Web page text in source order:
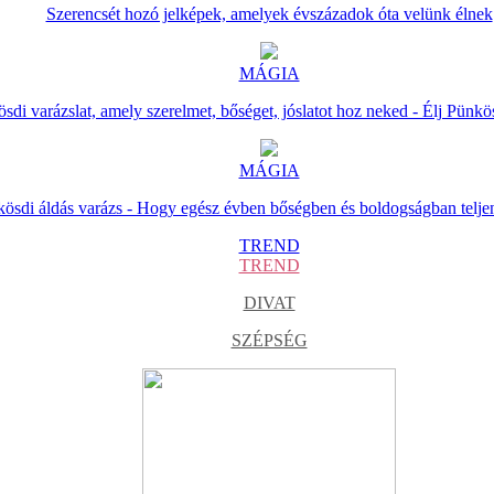
Szerencsét hozó jelképek, amelyek évszázadok óta velünk élnek
MÁGIA
varázslat, amely szerelmet, bőséget, jóslatot hoz neked - Élj
MÁGIA
áldás varázs - Hogy egész évben bőségben és boldogságban
TREND
TREND
DIVAT
SZÉPSÉG